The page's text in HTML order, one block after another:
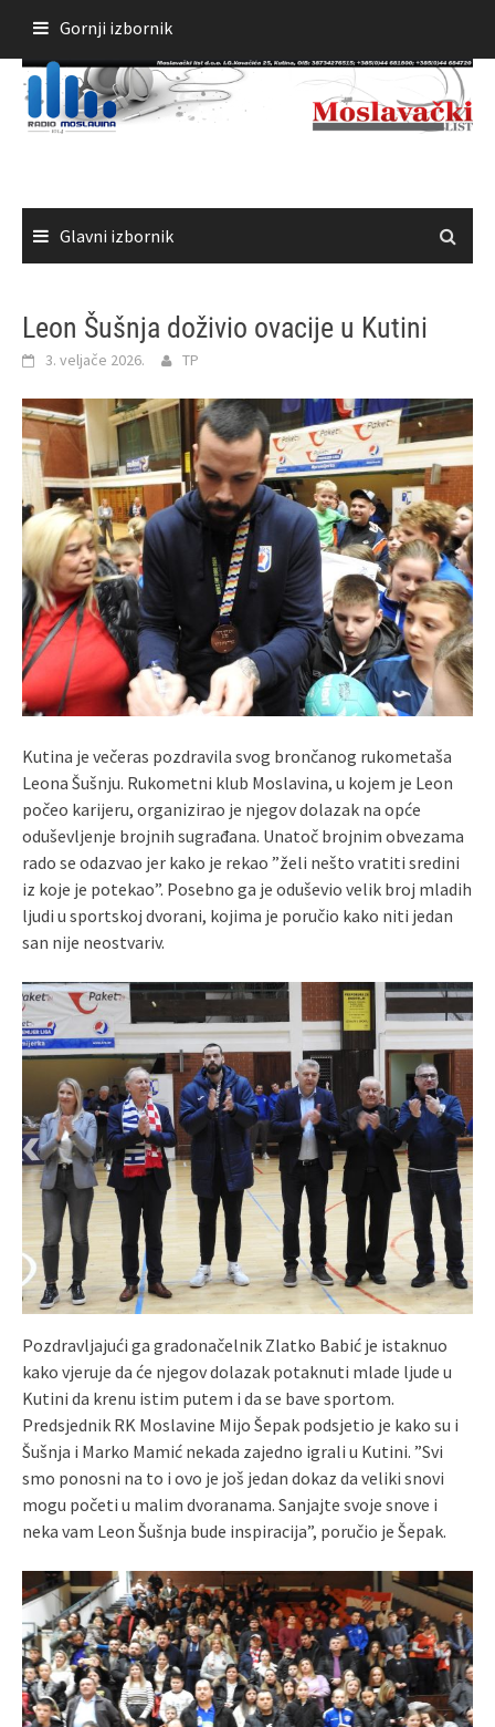
sadržaja
Gornji izbornik
Glavni izbornik
Leon Šušnja doživio ovacije u Kutini
3. veljače 2026. TP
Kutina je večeras pozdravila svog brončanog rukometaša
Leona Šušnju. Rukometni klub Moslavina, u kojem je Leon
počeo karijeru, organizirao je njegov dolazak na opće
oduševljenje brojnih sugrađana. Unatoč brojnim obvezama
rado se odazvao jer kako je rekao ”želi nešto vratiti sredini
iz koje je potekao”. Posebno ga je oduševio velik broj mladih
ljudi u sportskoj dvorani, kojima je poručio kako niti jedan
san nije neostvariv.
Pozdravljajući ga gradonačelnik Zlatko Babić je istaknuo
kako vjeruje da će njegov dolazak potaknuti mlade ljude u
Kutini da krenu istim putem i da se bave sportom.
Predsjednik RK Moslavine Mijo Šepak podsjetio je kako su i
Šušnja i Marko Mamić nekada zajedno igrali u Kutini. ”Svi
smo ponosni na to i ovo je još jedan dokaz da veliki snovi
mogu početi u malim dvoranama. Sanjajte svoje snove i
neka vam Leon Šušnja bude inspiracija”, poručio je Šepak.